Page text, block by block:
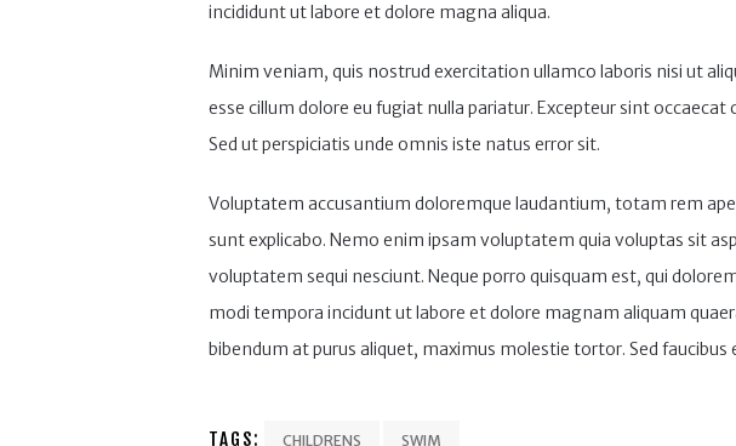
incididunt ut labore et dolore magna aliqua.
Minim veniam, quis nostrud exercitation ullamco laboris nisi ut
esse cillum dolore eu fugiat nulla pariatur. Excepteur sint
Sed ut perspiciatis unde omnis iste natus error sit.
Voluptatem accusantium doloremque laudantium, totam rem
sunt explicabo. Nemo enim ipsam voluptatem quia voluptas sit
voluptatem sequi nesciunt. Neque porro quisquam est, qui
modi tempora incidunt ut labore et dolore magnam aliquam
bibendum at purus aliquet, maximus molestie tortor. Sed faucibus
TAGS: CHILDRENS SWIM